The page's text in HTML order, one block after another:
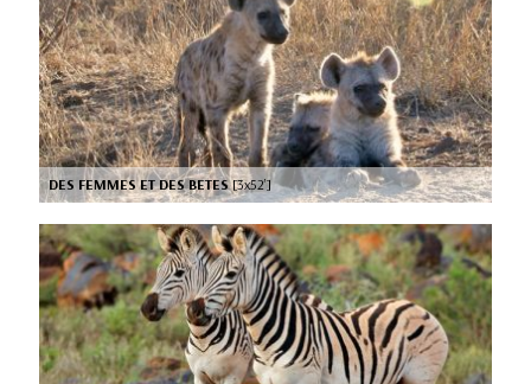
DES FEMMES ET DES BETES[3x52’]